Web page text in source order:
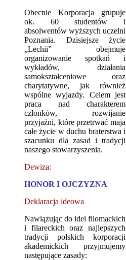
Obecnie Korporacja grupuje
ok. 60 studentów i
absolwentów wyższych uczelni
Poznania. Dzisiejsze życie
„Lechii” obejmuje
organizowanie spotkań i
wykładów, działania
samokształceniowe oraz
charytatywne, jak również
wspólne wyjazdy. Celem jest
praca nad charakterem
członków, rozwijanie
przyjaźni, które przetrwać maja
całe życie w duchu braterstwa i
szacunku dla zasad i tradycji
naszego stowarzyszenia.
Dewiza:
HONOR I OJCZYZNA
Deklaracja ideowa
Nawiązując do idei filomackich
i filareckich oraz najlepszych
tradycji polskich korporacji
akademickich przyjmujemy
następujące zasady: